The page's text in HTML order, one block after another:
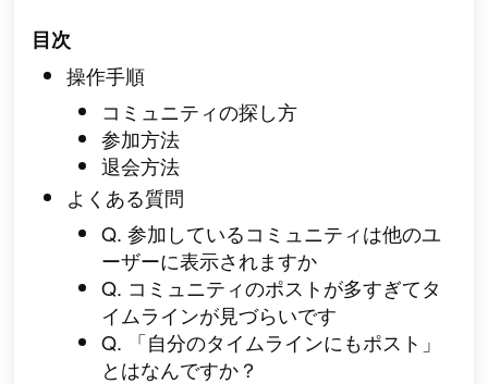
目次
操作手順
コミュニティの探し方
参加方法
退会方法
よくある質問
Q. 参加しているコミュニティは他のユ
ーザーに表示されますか
Q. コミュニティのポストが多すぎてタ
イムラインが見づらいです
Q. 「自分のタイムラインにもポスト」
とはなんですか？